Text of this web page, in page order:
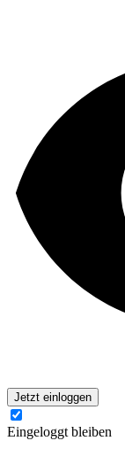
Jetzt einloggen
Eingeloggt bleiben